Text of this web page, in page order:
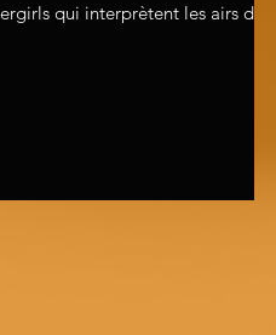
qui interprètent les airs de